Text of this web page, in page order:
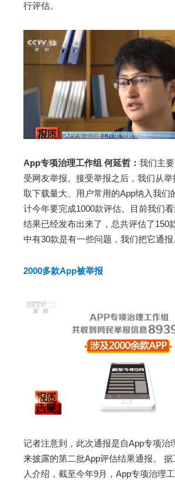
行评估。
App专项治理工作组 何延哲： 我们主
受网友举报。接受举报之后，我们从
取下载量大、用户常用的App纳入我们
计今年要完成1000款评估。目前我们
结果已经发布出来了，总共评估了150
中有30款是有一些问题，我们把它通报
2000多款App被举报
记者注意到，此次通报是自App专项治
来披露的第二批App评估结果通报。
人介绍，截至今年9月，App专项治理